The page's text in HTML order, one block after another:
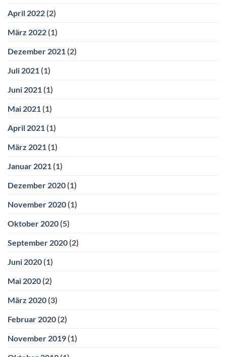
April 2022 (2)
März 2022 (1)
Dezember 2021 (2)
Juli 2021 (1)
Juni 2021 (1)
Mai 2021 (1)
April 2021 (1)
März 2021 (1)
Januar 2021 (1)
Dezember 2020 (1)
November 2020 (1)
Oktober 2020 (5)
September 2020 (2)
Juni 2020 (1)
Mai 2020 (2)
März 2020 (3)
Februar 2020 (2)
November 2019 (1)